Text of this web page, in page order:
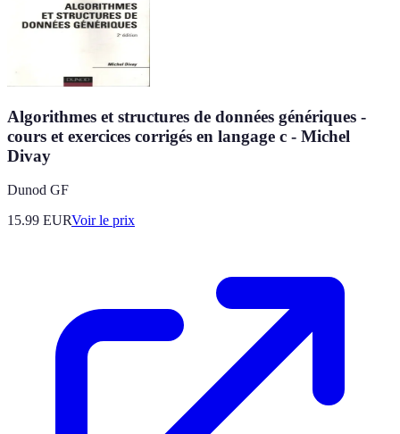
Algorithmes et structures de données génériques -
cours et exercices corrigés en langage c - Michel
Divay
Dunod GF
15.99 EURVoir le prix